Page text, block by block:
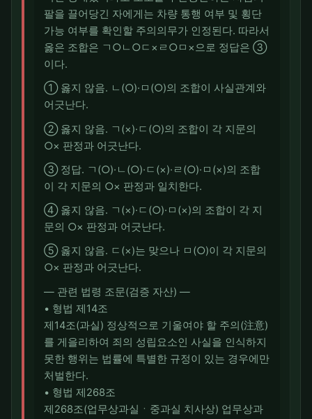
팔을 끌어당긴 자에게는 차량 통행 여부 및 횡단
가능 여부를 확인할 주의의무가 인정된다. 따라서
옳은 조합은 ㄱ○ㄴ○ㄷ×ㄹ○ㅁ×으로 정답은 ③
이다.
① 옳지 않음. ㄴ(○)·ㅁ(○)의 조합이 사실관계와
어긋난다.
② 옳지 않음. ㄱ(×)·ㄷ(○)의 조합이 각 지문의
○× 판정과 어긋난다.
③ 정답. ㄱ(○)·ㄴ(○)·ㄷ(×)·ㄹ(○)·ㅁ(×)의 조합
이 각 지문의 ○× 판정과 일치한다.
④ 옳지 않음. ㄱ(×)·ㄷ(○)·ㅁ(×)의 조합이 각 지
문의 ○× 판정과 어긋난다.
⑤ 옳지 않음. ㄷ(×)는 맞으나 ㅁ(○)이 각 지문의
○× 판정과 어긋난다.
― 관련 법령 조문(검증 자산) ―
• 형법 제14조
제14조(과실) 정상적으로 기울여야 할 주의(注意)
를 게을리하여 죄의 성립요소인 사실을 인식하지
못한 행위는 법률에 특별한 규정이 있는 경우에만
처벌한다.
• 형법 제268조
제268조(업무상과실ㆍ중과실 치사상) 업무상과